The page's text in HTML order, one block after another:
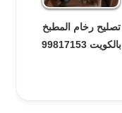
تصليح رخام المطبخ
بالكويت 99817153